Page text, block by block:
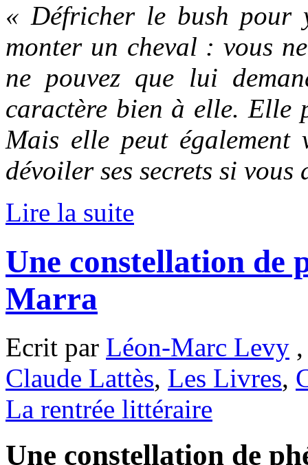
« Défricher le bush pour
monter un cheval : vous
ne pouvez que lui
caractère bien à elle. Elle
Mais elle peut également
dévoiler ses secrets si
Lire la suite
Une constellation de
Marra
Ecrit par Léon-Marc Levy
Claude Lattès, Les Livres,
La rentrée littéraire
Une constellation de